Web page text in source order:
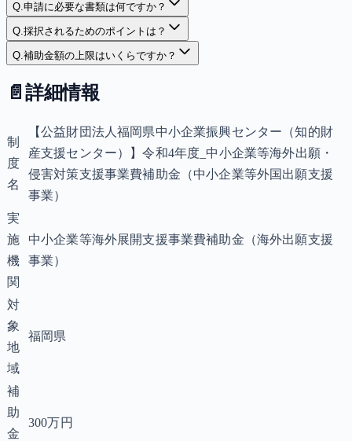
Q.申請に必要な書類は何ですか？
Q.採択されるためのポイントは？
Q.補助金額の上限はいくらですか？
📄 詳細情報
制
度
名
【公益財団法人福岡県中小企業振興センター（知的財
産支援センター）】令和4年度_中小企業等海外出願・
侵害対策支援事業費補助金（中小企業等外国出願支援
事業）
実
施
機
関
中小企業等海外展開支援事業費補助金（海外出願支援
事業）
対
象
地
域
福岡県
補
助
金
300万円